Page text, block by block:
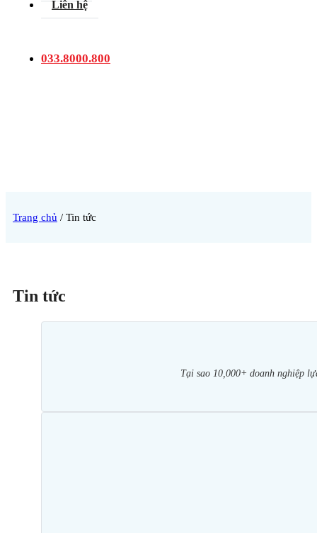
Liên hệ
033.8000.800
Trang chủ / Tin tức
Tin tức
Tại sao 10,000+ doanh nghiệp